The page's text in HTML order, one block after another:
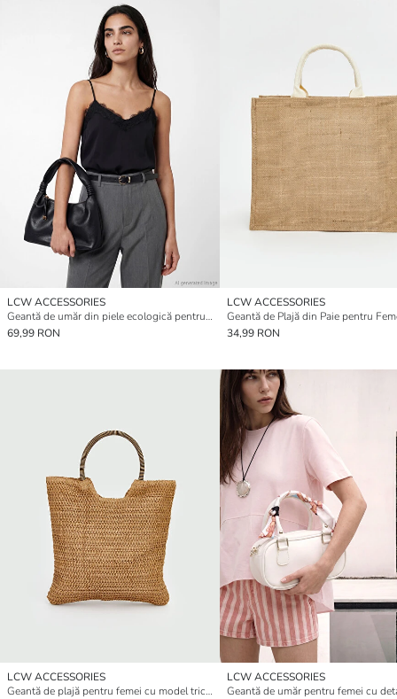
LCW ACCESSORIES
Geantă de umăr din piele ecologică pentru femei
69,99 RON
LCW ACCESSORIES
Geantă de Plajă din Paie pentru
34,99 RON
LCW ACCESSORIES
Geantă de plajă pentru femei cu model tricotat
LCW ACCESSORIES